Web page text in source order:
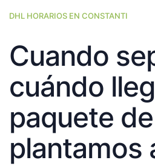
DHL HORARIOS EN CONSTANTI
Cuando
cuándo
paquete
plantamos